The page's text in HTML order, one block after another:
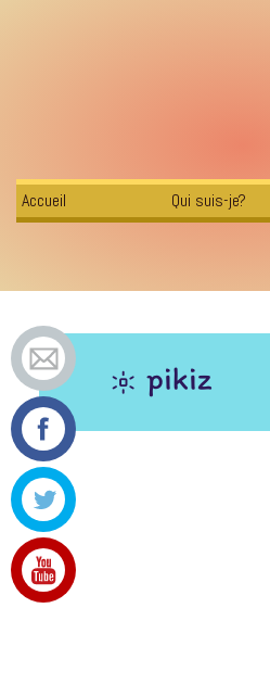
Accueil Qui suis-je?